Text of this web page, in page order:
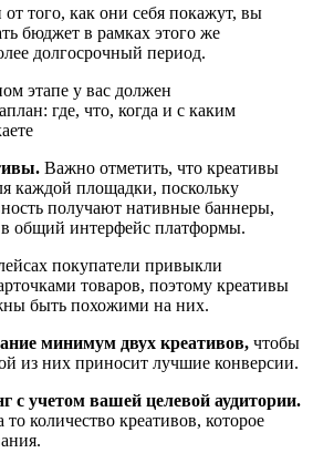
того, как они себя покажут, вы
бюджет в рамках этого же
долгосрочный период.
этапе у вас должен
где, что, когда и с каким
Важно отметить, что креативы
каждой площадки, поскольку
получают нативные баннеры,
в общий интерфейс платформы.
покупатели привыкли
товаров, поэтому креативы
быть похожими на них.
минимум двух креативов, чтобы
из них приносит лучшие конверсии.
с учетом вашей целевой аудитории.
количество креативов, которое